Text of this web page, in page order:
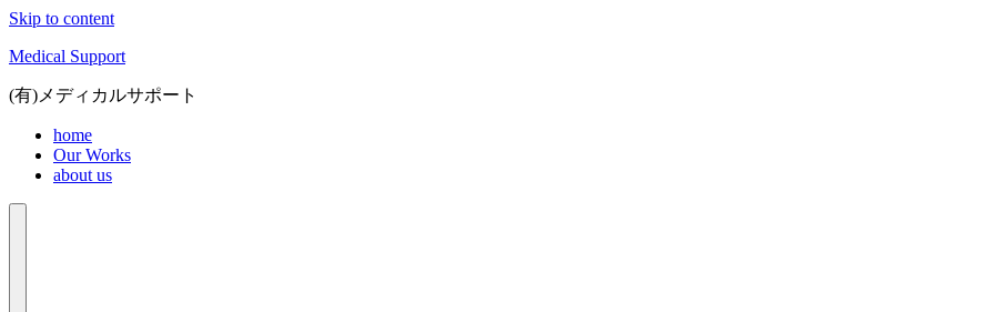
Skip to content
Medical Support
(有)メディカルサポート
home
Our Works
about us